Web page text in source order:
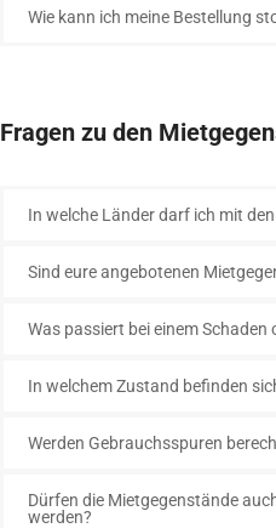
Wie kann ich meine Bestellung
Fragen zu den
In welche Länder darf ich mit
Sind eure angebotenen
Was passiert bei einem Schaden
In welchem Zustand befinden
Werden Gebrauchsspuren
Dürfen die Mietgegenstände
werden?